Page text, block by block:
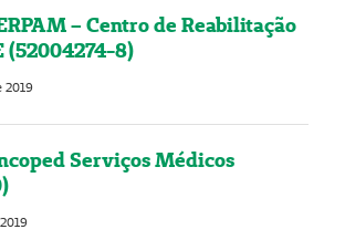
– Centro de Reabilitação
(52004274-8)
2019
Serviços Médicos